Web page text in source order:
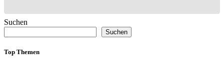
Suchen
Suchen
Top Themen